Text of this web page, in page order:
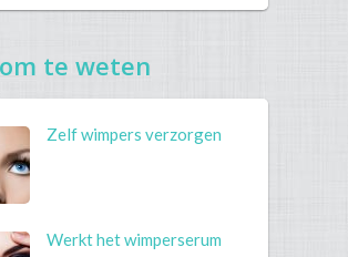
te weten
Zelf wimpers verzorgen
Werkt het wimperserum